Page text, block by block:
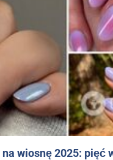
wiosnę 2025: pięć